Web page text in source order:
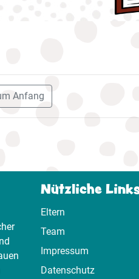
Anfang
Nützliche
Eltern
Team
Impressum
Datenschutz